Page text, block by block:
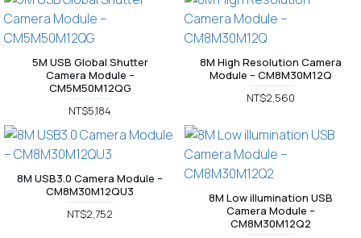
5M USB Global Shutter
Camera Module –
CM5M50M12QG
NT$5,184
8M High Resolution Camera
Module – CM8M30M12Q
NT$2,560
8M USB3.0 Camera Module –
CM8M30M12QU3
NT$2,752
8M Low illumination USB
Camera Module –
CM8M30M12Q2